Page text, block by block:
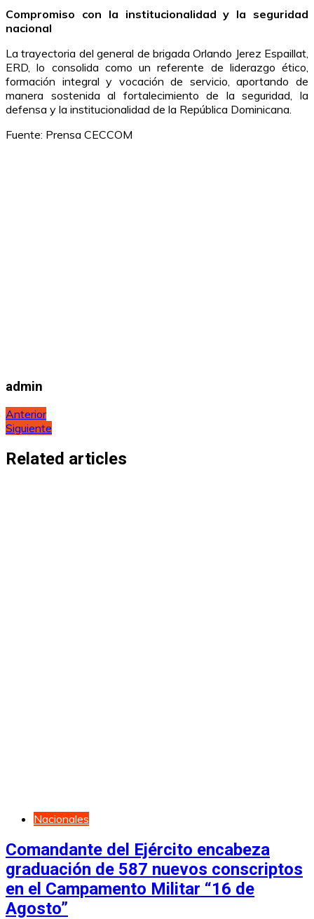
Compromiso con la institucionalidad y la seguridad
nacional
La trayectoria del general de brigada Orlando Jerez Espaillat,
ERD, lo consolida como un referente de liderazgo ético,
formación integral y vocación de servicio, aportando de
manera sostenida al fortalecimiento de la seguridad, la
defensa y la institucionalidad de la República Dominicana.
Fuente: Prensa CECCOM
admin
Navegación
de
entradas
Anterior
Siguiente
Related articles
Nacionales
Comandante del Ejército encabeza
graduación de 587 nuevos conscriptos
en el Campamento Militar “16 de
Agosto”